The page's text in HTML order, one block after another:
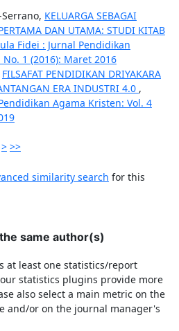
KELUARGA SEBAGAI
DAN UTAMA: STUDI KITAB
Fidei : Jurnal Pendidikan
1 (2016): Maret 2016
FILSAFAT PENDIDIKAN DRIYAKARA
ERA INDUSTRI 4.0 ,
Agama Kristen: Vol. 4
> >>
similarity search for this
same author(s)
at least one statistics/report
statistics plugins provide more
also select a main metric on the
and/or on the journal manager's